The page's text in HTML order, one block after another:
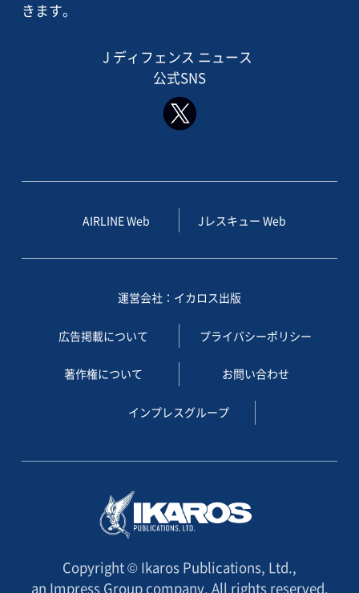
きます。
J ディフェンス ニュース
公式SNS
AIRLINE Web Jレスキュー Web
運営会社：イカロス出版
広告掲載について プライバシーポリシー
著作権について お問い合わせ
インプレスグループ
Copyright © Ikaros Publications, Ltd.,
an Impress Group company. All rights reserved.